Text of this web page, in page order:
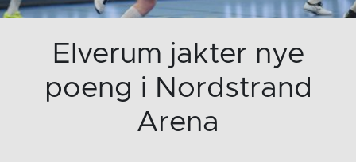
Elverum jakter nye
poeng i Nordstrand
Arena